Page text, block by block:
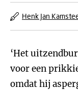
Henk Jan
‘Het
voor een
omdat hij